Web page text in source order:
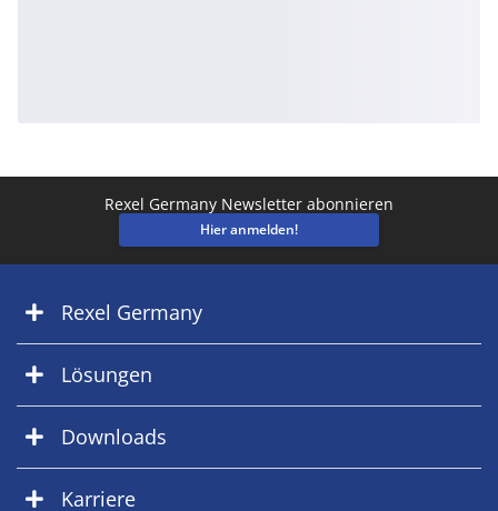
Rexel Germany Newsletter abonnieren
Hier anmelden!
Rexel Germany
Lösungen
Downloads
Karriere